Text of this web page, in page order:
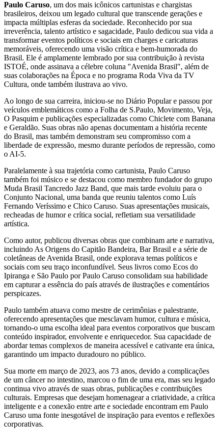
Paulo Caruso, um dos mais icônicos cartunistas e chargistas
brasileiros, deixou um legado cultural que transcende gerações e
impacta múltiplas esferas da sociedade. Reconhecido por sua
irreverência, talento artístico e sagacidade, Paulo dedicou sua vida a
transformar eventos políticos e sociais em charges e caricaturas
memoráveis, oferecendo uma visão crítica e bem-humorada do
Brasil. Ele é amplamente lembrado por sua contribuição à revista
ISTOÉ, onde assinava a célebre coluna "Avenida Brasil", além de
suas colaborações na Época e no programa Roda Viva da TV
Cultura, onde também ilustrava ao vivo.
Ao longo de sua carreira, iniciou-se no Diário Popular e passou por
veículos emblemáticos como a Folha de S.Paulo, Movimento, Veja,
O Pasquim e publicações especializadas como Chiclete com Banana
e Geraldão. Suas obras não apenas documentam a história recente
do Brasil, mas também demonstram seu compromisso com a
liberdade de expressão, mesmo durante períodos de repressão, como
o AI-5.
Paralelamente à sua trajetória como cartunista, Paulo Caruso
também foi músico e se destacou como membro fundador do grupo
Muda Brasil Tancredo Jazz Band, que mais tarde evoluiu para o
Conjunto Nacional, uma banda que reuniu talentos como Luís
Fernando Veríssimo e Chico Caruso. Suas apresentações musicais,
recheadas de humor e crítica social, refletiam sua versatilidade
artística.
Como autor, publicou diversas obras que combinam arte e narrativa,
incluindo As Origens do Capitão Bandeira, Bar Brasil e a série de
coletâneas de Avenida Brasil, onde explorava temas políticos e
sociais com seu traço inconfundível. Seus livros como Ecos do
Ipiranga e São Paulo por Paulo Caruso consolidam sua habilidade
em capturar a essência do país através de ilustrações e comentários
perspicazes.
Paulo também atuava como mestre de cerimônias e palestrante,
oferecendo apresentações que mesclavam humor, cultura e música,
tornando-o uma escolha ideal para eventos corporativos que buscam
conteúdo inspirador, envolvente e enriquecedor. Sua capacidade de
abordar temas complexos de maneira acessível e cativante era única,
garantindo um impacto duradouro no público.
Sua morte em março de 2023, aos 73 anos, devido a complicações
de um câncer no intestino, marcou o fim de uma era, mas seu legado
continua vivo através de suas obras, publicações e contribuições
culturais. Empresas que desejam homenagear a criatividade, a crítica
inteligente e a conexão entre arte e sociedade encontram em Paulo
Caruso uma fonte inesgotável de inspiração para eventos e reflexões
corporativas.